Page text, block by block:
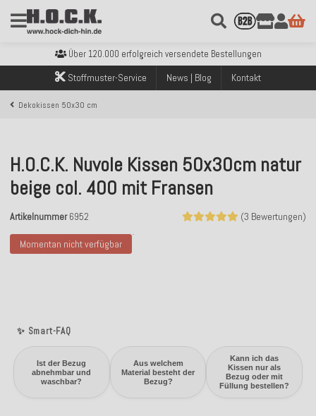
Kostenloser Versand innerhalb Deutschlands ab 99€ Bestellwert
Sicher bezahlen mit Klarna, PayPal & Amazon Pay
Kostenloser Versand innerhalb Deutschlands ab 99€ Bestellwert
Über 120.000 erfolgreich versendete Bestellungen
Kostenloser Versand innerhalb Deutschlands ab 99€ Bestellwert
Stoffmuster-Service News | Blog Kontakt
Dekokissen 50x30 cm
Momentan nicht verfügbar
✨ Smart-FAQ
Ist der Bezug
abnehmbar und
waschbar?
Aus welchem
Material besteht der
Bezug?
Kann ich das
Kissen nur als
Bezug oder mit
Füllung bestellen?
H.O.C.K. Nuvole Kissen 50x30cm natur
beige col. 400 mit Fransen
(3 Bewertungen)
Artikelnummer 6952